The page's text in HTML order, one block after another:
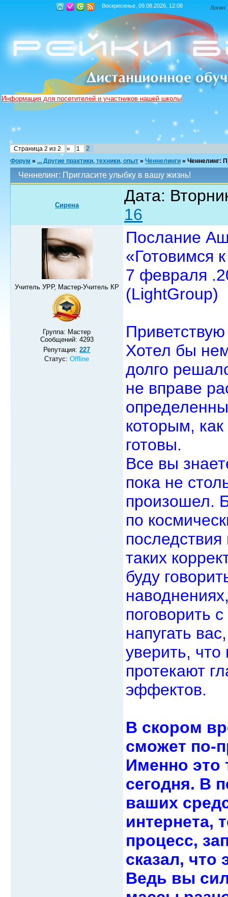
Воскресенье, 09.08.2026, 12:08 Логин:
Информация для посетителей и участников нашей школы
Страница 2 из 2 « 1 2
Форум » ... Другие практики, техники, опыт » Ченнелинги » Ченнелинг:
Ченнелинг: Пригласите улыбку в вашу жизнь!
Сирена
Дата:
16
Учитель УРР, Мастер-Учитель КР
Группа: Мастер
Сообщений: 4293
Репутация:227
Статус:Offline
Послание
«Готовимся
7 февраля
(LightGroup)
Хотел бы
долго
не вправе
которым,
готовы.
Все вы
пока не
произошел.
по
таких
буду
поговорить
напугать
уверить,
протекают
эффектов.
В скором
сможет по-
Именно это
сегодня. В
ваших
интернета,
процесс,
сказал, что
Ведь вы